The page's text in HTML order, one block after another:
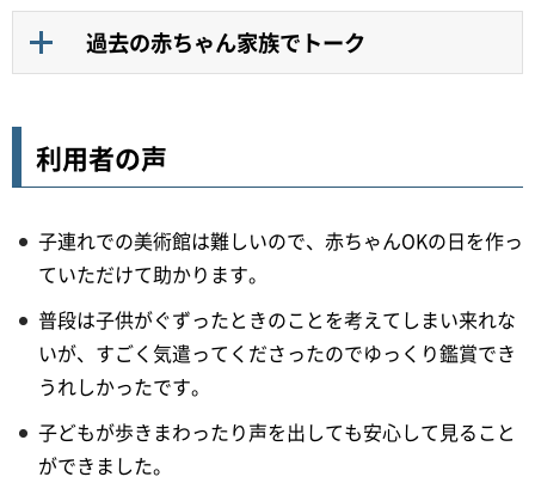
過去の赤ちゃん家族でトーク
利用者の声
子連れでの美術館は難しいので、赤ちゃんOKの日を作っ
ていただけて助かります。
普段は子供がぐずったときのことを考えてしまい来れな
いが、すごく気遣ってくださったのでゆっくり鑑賞でき
うれしかったです。
子どもが歩きまわったり声を出しても安心して見ること
ができました。